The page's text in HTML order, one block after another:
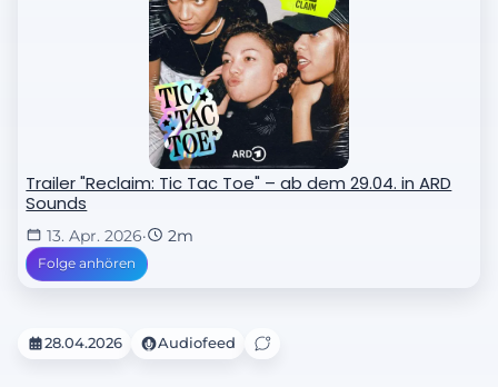
Trailer "Reclaim: Tic Tac Toe" – ab dem 29.04. in ARD
Sounds
13. Apr. 2026· 2m
Folge anhören
28.04.2026 Audiofeed